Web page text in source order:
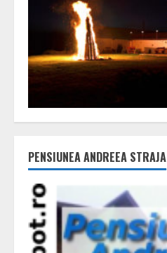
PENSIUNEA ANDREEA STRAJA